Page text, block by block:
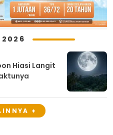
2026
Hiasi Langit
+